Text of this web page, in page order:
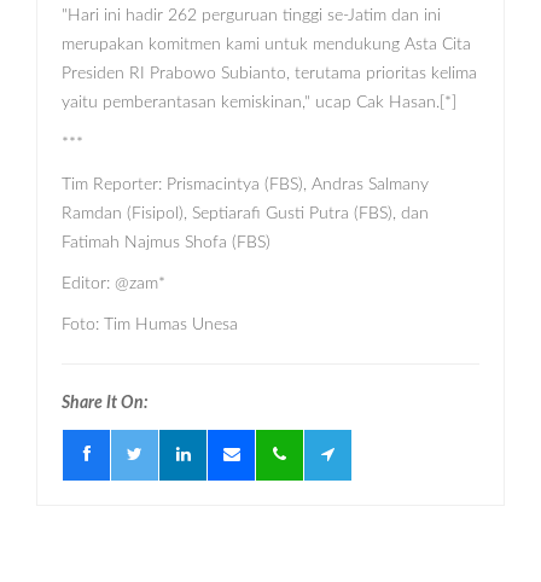
"Hari ini hadir 262 perguruan tinggi se-Jatim dan ini
merupakan komitmen kami untuk mendukung Asta Cita
Presiden RI Prabowo Subianto, terutama prioritas kelima
yaitu pemberantasan kemiskinan," ucap Cak Hasan.[*]
***
Tim Reporter: Prismacintya (FBS), Andras Salmany
Ramdan (Fisipol), Septiarafi Gusti Putra (FBS), dan
Fatimah Najmus Shofa (FBS)
Editor: @zam*
Foto: Tim Humas Unesa
Share It On: